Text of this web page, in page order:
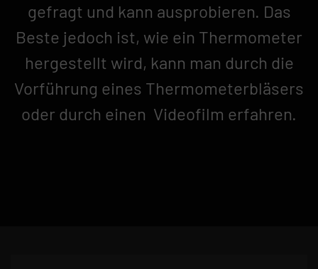
gefragt und kann ausprobieren. Das
Beste jedoch ist, wie ein Thermometer
hergestellt wird, kann man durch die
Vorführung eines Thermometerbläsers
oder durch einen Videofilm erfahren.